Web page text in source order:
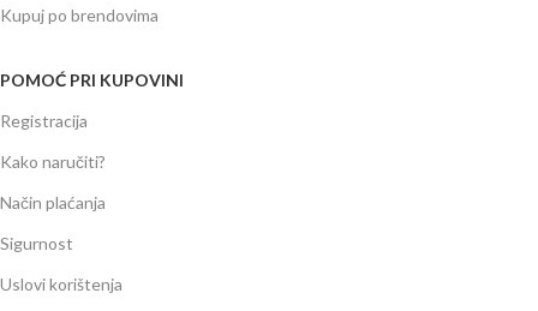
Kupuj po brendovima
POMOĆ PRI KUPOVINI
Registracija
Kako naručiti?
Način plaćanja
Sigurnost
Uslovi korištenja